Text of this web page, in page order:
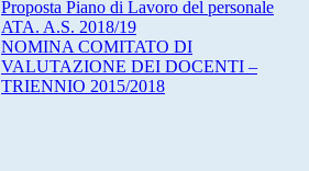
Proposta Piano di Lavoro del personale
ATA. A.S. 2018/19
NOMINA COMITATO DI
VALUTAZIONE DEI DOCENTI –
TRIENNIO 2015/2018